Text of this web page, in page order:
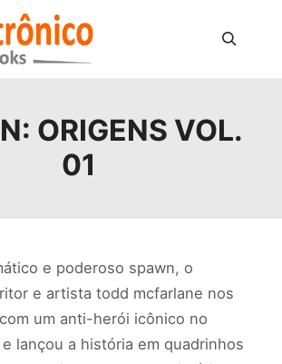
ORIGENS VOL.
01
e poderoso spawn, o
e artista todd mcfarlane nos
um anti-herói icônico no
lançou a história em quadrinhos